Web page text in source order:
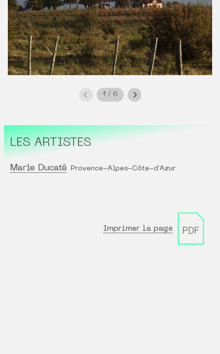
1 / 6
LES ARTISTES
Marie Ducaté Provence-Alpes-Côte-d'Azur
Imprimer la page PDF